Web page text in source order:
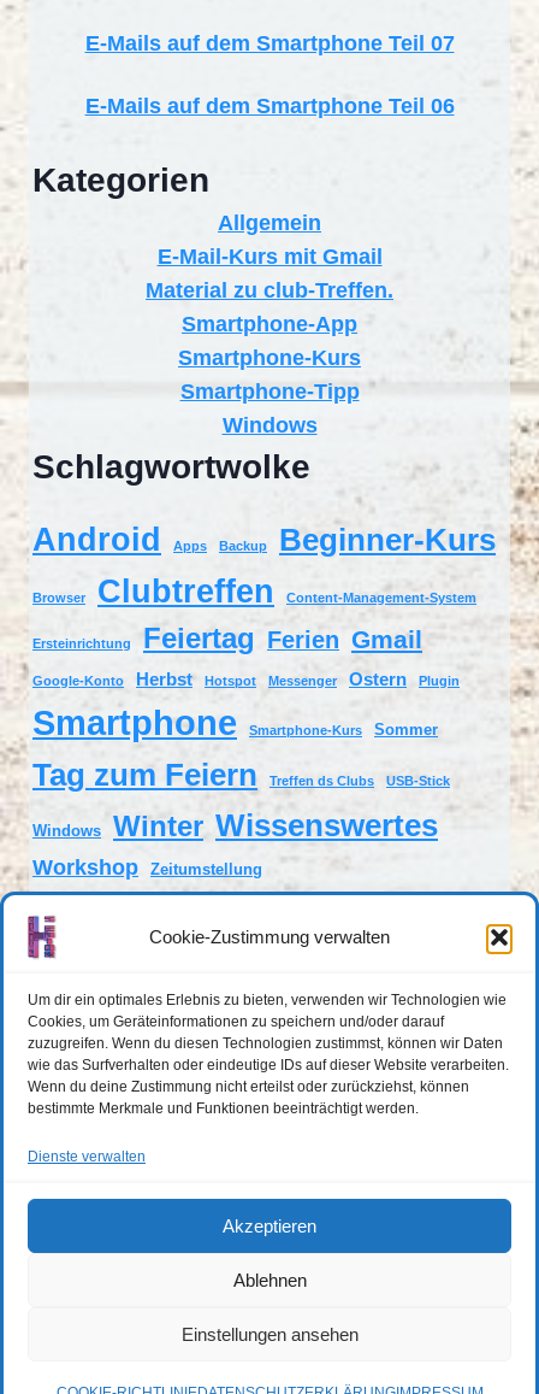
Cookie-Zustimmung verwalten
Um dir ein optimales Erlebnis zu bieten, verwenden wir Technologien wie
Cookies, um Geräteinformationen zu speichern und/oder darauf
zuzugreifen. Wenn du diesen Technologien zustimmst, können wir Daten
wie das Surfverhalten oder eindeutige IDs auf dieser Website verarbeiten.
Wenn du deine Zustimmung nicht erteilst oder zurückziehst, können
bestimmte Merkmale und Funktionen beeinträchtigt werden.
Dienste verwalten
Akzeptieren
Ablehnen
Einstellungen ansehen
E-Mails auf dem Smartphone Teil 07
E-Mails auf dem Smartphone Teil 06
Kategorien
Allgemein
E-Mail-Kurs mit Gmail
Material zu club-Treffen.
Smartphone-App
Smartphone-Kurs
Smartphone-Tipp
Windows
Schlagwortwolke
Android Apps Backup Beginner-Kurs
Browser Clubtreffen Content-Management-System
Ersteinrichtung Feiertag Ferien Gmail
Google-Konto Herbst Hotspot Messenger Ostern Plugin
Smartphone Smartphone-Kurs Sommer
Tag zum Feiern Treffen ds Clubs USB-Stick
Windows Winter Wissenswertes
Workshop Zeitumstellung
Anstehende Veranstaltungen
HinweisEs sind keine anstehenden Veranstaltungen vorhanden.
COOKIE-RICHTLINIE (EU)